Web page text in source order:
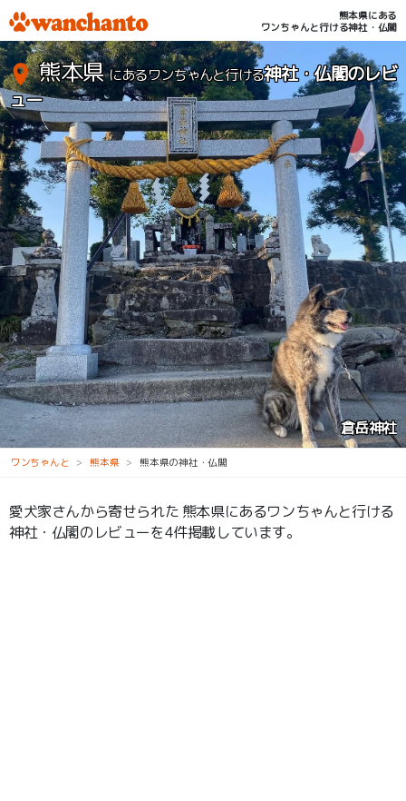
熊本県にある
ワンちゃんと行ける神社・仏閣
倉岳神社
熊本県にあるワンちゃんと行ける神社・仏閣のレビ
ュー
ワンちゃんと 熊本県 熊本県の神社・仏閣
愛犬家さんから寄せられた 熊本県にあるワンちゃんと行ける
神社・仏閣のレビューを4件掲載しています。